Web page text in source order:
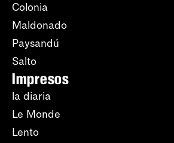
Colonia
Maldonado
Paysandú
Salto
Impresos
la diaria
Le Monde
Lento